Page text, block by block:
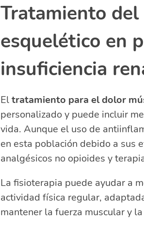
Tratamiento
esquelético en
insuficiencia
Eltratamiento para el dolor
personalizado y puede incluir
vida. Aunque el uso de
en esta población debido a sus
analgésicos no opioides y
La fisioterapia puede ayudar a
actividad física regular,
mantener la fuerza muscular y